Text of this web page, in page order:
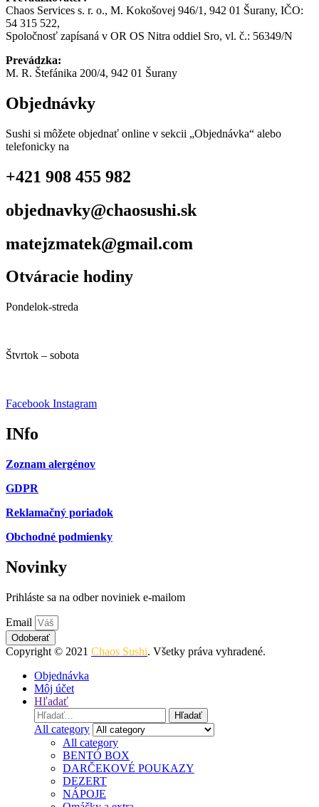
Chaos Services s. r. o., M. Kokošovej 946/1, 942 01 Šurany, IČO:
54 315 522,
Spoločnosť zapísaná v OR OS Nitra oddiel Sro, vl. č.: 56349/N
Prevádzka:
M. R. Štefánika 200/4, 942 01 Šurany
Objednávky
Sushi si môžete objednať online v sekcii „Objednávka“ alebo
telefonicky na
+421 908 455 982
objednavky@chaosushi.sk
matejzmatek@gmail.com
Otváracie hodiny
Pondelok-streda
Štvrtok – sobota
Facebook Instagram
INfo
Zoznam alergénov
GDPR
Reklamačný poriadok
Obchodné podmienky
Novinky
Prihláste sa na odber noviniek e-mailom
Email
Odoberať
Copyright © 2021 Chaos Sushi. Všetky práva vyhradené.
Objednávka
Môj účet
Hľadať
Search
for:
Hľadať
All category
All category
BENTÓ BOX
DARČEKOVÉ POUKAZY
DEZERT
NÁPOJE